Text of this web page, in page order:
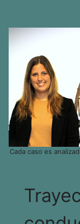
Cada caso es